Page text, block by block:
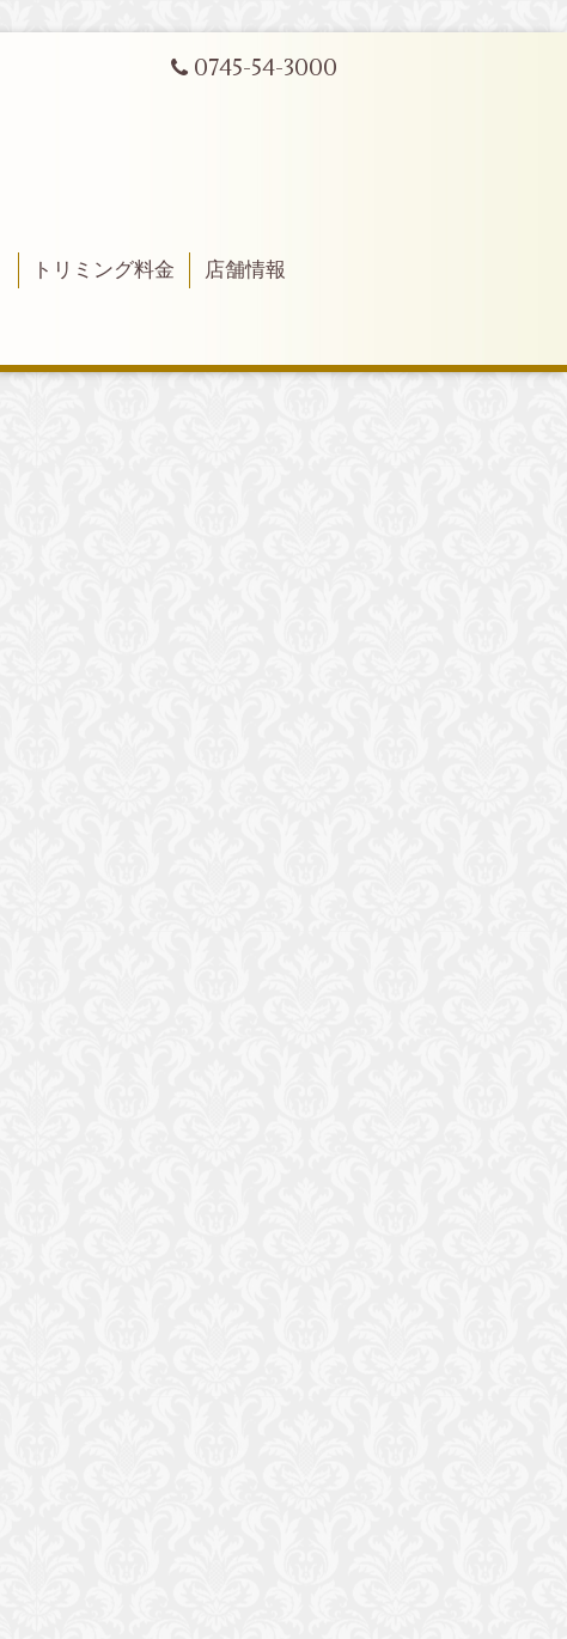
0745-54-3000
トリミング料金
店舗情報